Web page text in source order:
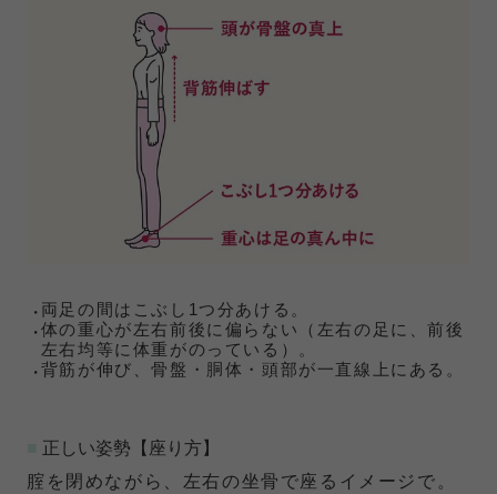
両足の間はこぶし1つ分あける。
体の重心が左右前後に偏らない（左右の足に、前後
左右均等に体重がのっている）。
背筋が伸び、骨盤・胴体・頭部が一直線上にある。
正しい姿勢【座り方】
腟を閉めながら、左右の坐骨で座るイメージで。